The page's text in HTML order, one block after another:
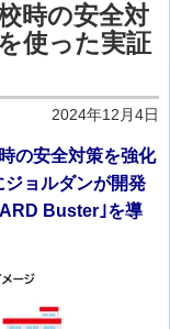
時の安全対
使った実証
2024年12月4日
の安全対策を強化
ョルダンが開発
Buster｣を導